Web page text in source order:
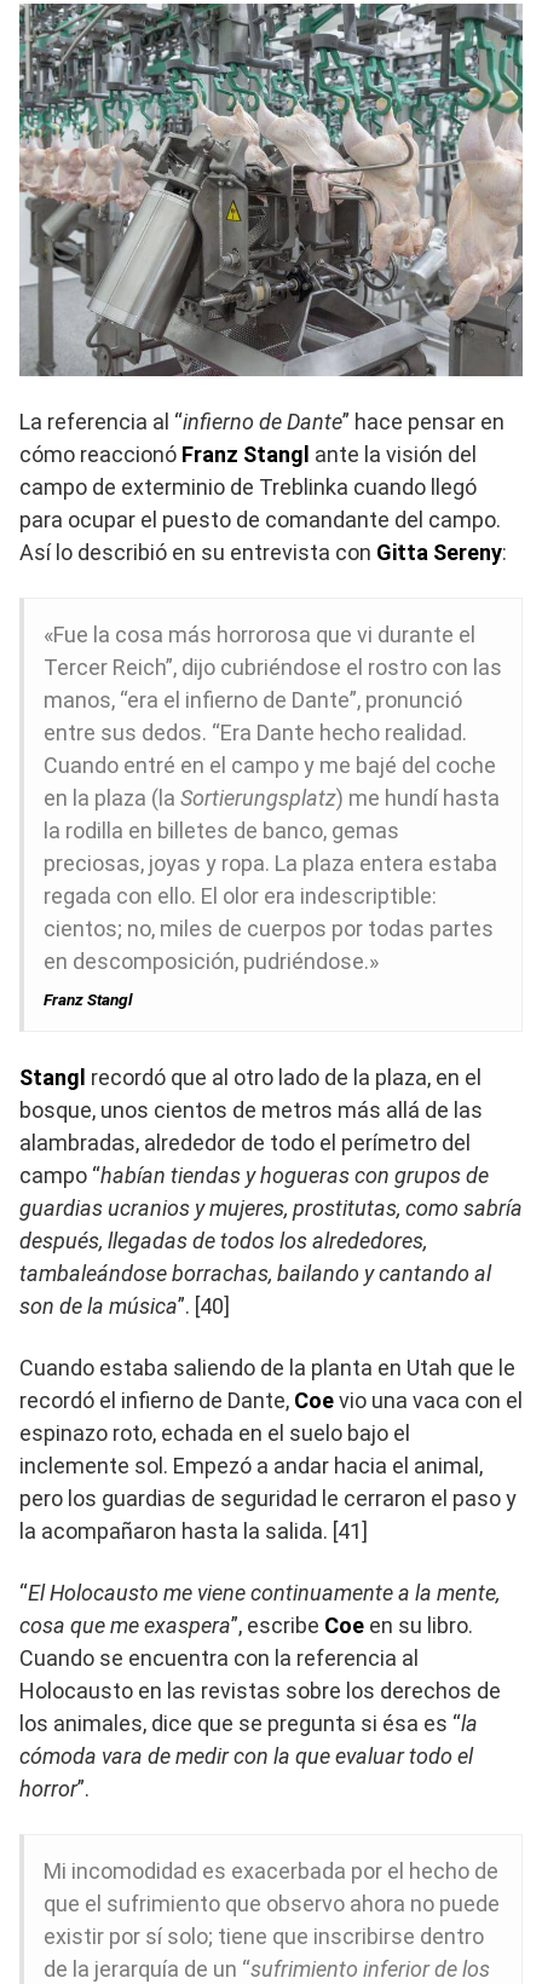
La referencia al “infierno de Dante” hace pensar en
cómo reaccionó Franz Stangl ante la visión del
campo de exterminio de Treblinka cuando llegó
para ocupar el puesto de comandante del campo.
Así lo describió en su entrevista con Gitta Sereny:
«Fue la cosa más horrorosa que vi durante el
Tercer Reich”, dijo cubriéndose el rostro con las
manos, “era el infierno de Dante”, pronunció
entre sus dedos. “Era Dante hecho realidad.
Cuando entré en el campo y me bajé del coche
en la plaza (la Sortierungsplatz) me hundí hasta
la rodilla en billetes de banco, gemas
preciosas, joyas y ropa. La plaza entera estaba
regada con ello. El olor era indescriptible:
cientos; no, miles de cuerpos por todas partes
en descomposición, pudriéndose.»
Franz Stangl
Stangl recordó que al otro lado de la plaza, en el
bosque, unos cientos de metros más allá de las
alambradas, alrededor de todo el perímetro del
campo “habían tiendas y hogueras con grupos de
guardias ucranios y mujeres, prostitutas, como sabría
después, llegadas de todos los alrededores,
tambaleándose borrachas, bailando y cantando al
son de la música”. [40]
Cuando estaba saliendo de la planta en Utah que le
recordó el infierno de Dante, Coevio una vaca con el
espinazo roto, echada en el suelo bajo el
inclemente sol. Empezó a andar hacia el animal,
pero los guardias de seguridad le cerraron el paso y
la acompañaron hasta la salida. [41]
“El Holocausto me viene continuamente a la mente,
cosa que me exaspera”, escribe Coe en su libro.
Cuando se encuentra con la referencia al
Holocausto en las revistas sobre los derechos de
los animales, dice que se pregunta si ésa es “la
cómoda vara de medir con la que evaluar todo el
horror”.
Mi incomodidad es exacerbada por el hecho de
que el sufrimiento que observo ahora no puede
existir por sí solo; tiene que inscribirse dentro
de la jerarquía de un “sufrimiento inferior de los